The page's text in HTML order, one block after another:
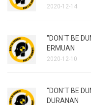
2020-12-14
"DON´T BE
ERMUAN
2020-12-10
"DON´T BE
DURANAN